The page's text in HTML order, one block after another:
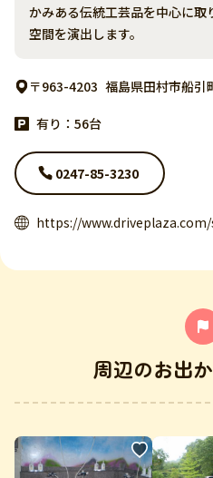
かみある伝統工芸品を中心に取
空間を演出します。
〒963-4203 福島県田村市船引
有り：56台
0247-85-3230
https://
周辺のお出